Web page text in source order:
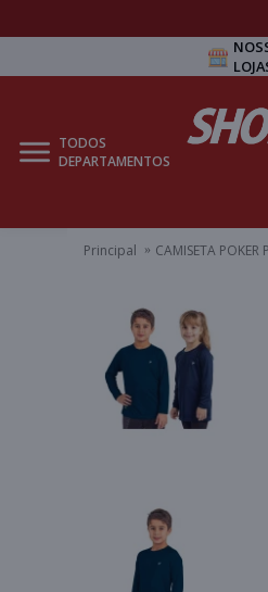
TODOS
DEPARTAMENTOS
Principal CAMISETA